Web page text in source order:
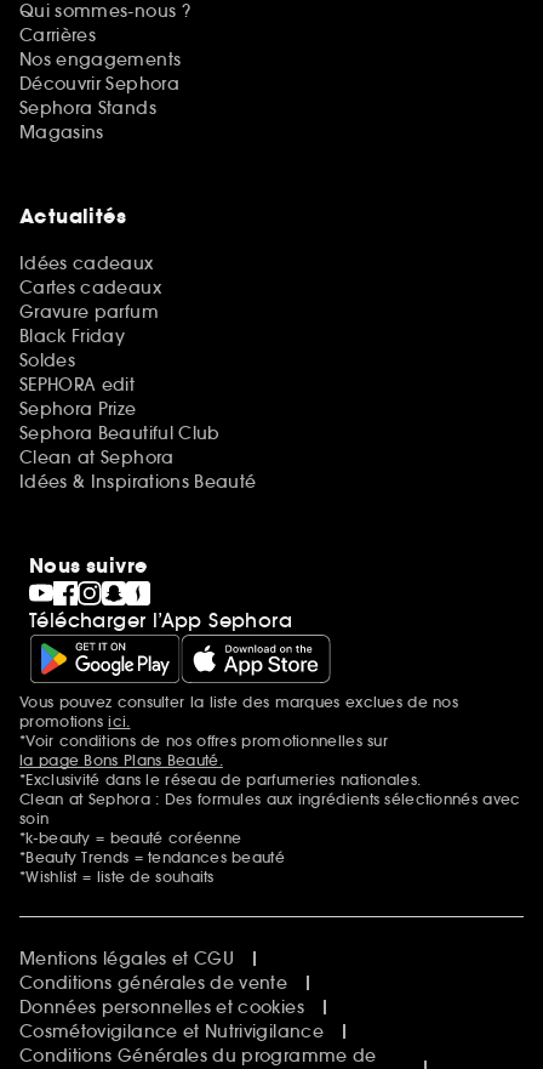
Qui sommes-nous ?
Carrières
Nos engagements
Découvrir Sephora
Sephora Stands
Magasins
Actualités
Idées cadeaux
Cartes cadeaux
Gravure parfum
Black Friday
Soldes
SEPHORA edit
Sephora Prize
Sephora Beautiful Club
Clean at Sephora
Idées & Inspirations Beauté
Nous suivre
Télécharger l’App Sephora
Mentions additionnelles
Vous pouvez consulter la liste des marques exclues de nos
promotionsici.
*Voir conditions de nos offres promotionnelles sur
la page Bons Plans Beauté.
*Exclusivité dans le réseau de parfumeries nationales.
Clean at Sephora : Des formules aux ingrédients sélectionnés avec
soin
*k-beauty = beauté coréenne
*Beauty Trends = tendances beauté
*Wishlist = liste de souhaits
Mentions légales et CGU
Conditions générales de vente
Données personnelles et cookies
Cosmétovigilance et Nutrivigilance
Conditions Générales du programme de